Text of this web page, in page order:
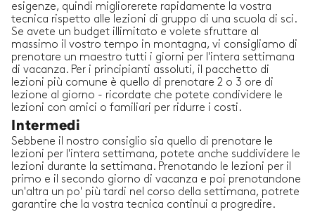
esigenze, quindi migliorerete rapidamente la vostra
tecnica rispetto alle lezioni di gruppo di una scuola di sci.
Se avete un budget illimitato e volete sfruttare al
massimo il vostro tempo in montagna, vi consigliamo di
prenotare un maestro tutti i giorni per l'intera settimana
di vacanza. Per i principianti assoluti, il pacchetto di
lezioni più comune è quello di prenotare 2 o 3 ore di
lezione al giorno - ricordate che potete condividere le
lezioni con amici o familiari per ridurre i costi.
Intermedi
Sebbene il nostro consiglio sia quello di prenotare le
lezioni per l'intera settimana, potete anche suddividere le
lezioni durante la settimana. Prenotando le lezioni per il
primo e il secondo giorno di vacanza e poi prenotandone
un'altra un po' più tardi nel corso della settimana, potrete
garantire che la vostra tecnica continui a progredire.